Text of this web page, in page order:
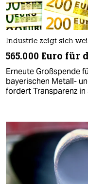
Industrie zeigt sich
565.000 Euro für
Erneute Großspende
bayerischen Metall-
fordert Transparenz in